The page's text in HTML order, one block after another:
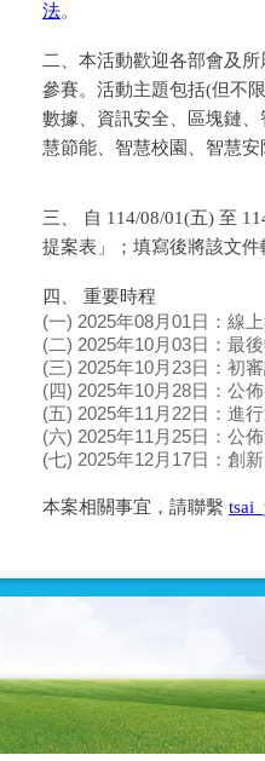
法。
二、本活動歡迎各部會及
參賽。活動主題包括(但不
數據、資訊安全、區塊鏈
慧節能、智慧校園、智慧
三、 自 114/08/01(五) 至
提案表」；填寫後將該文
四、 重要時程
(一) 2025年08月01日：線
(二) 2025年10月03日：最
(三) 2025年10月23日：初
(四) 2025年10月28日：公
(五) 2025年11月22日：進
(六) 2025年11月25日：公
(七) 2025年12月17日：創
本案相關事宜，請聯繫